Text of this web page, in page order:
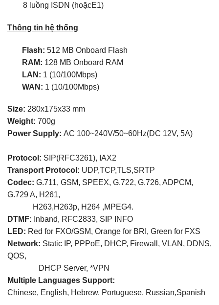
8 luồng ISDN (hoặcE1)
Thông tin hệ thống
Flash: 512 MB Onboard Flash
RAM: 128 MB Onboard RAM
LAN: 1 (10/100Mbps)
WAN: 1 (10/100Mbps)
Size: 280x175x33 mm
Weight: 700g
Power Supply: AC 100~240V/50~60Hz(DC 12V, 5A)
Protocol: SIP(RFC3261), IAX2
Transport Protocol: UDP,TCP,TLS,SRTP
Codec: G.711, GSM, SPEEX, G.722, G.726, ADPCM,
G.729 A, H261,
H263,H263p, H264 ,MPEG4.
DTMF: Inband, RFC2833, SIP INFO
LED: Red for FXO/GSM, Orange for BRI, Green for FXS
Network: Static IP, PPPoE, DHCP, Firewall, VLAN, DDNS,
QOS,
DHCP Server, *VPN
Multiple Languages Support:
Chinese, English, Hebrew, Portuguese, Russian,Spanish